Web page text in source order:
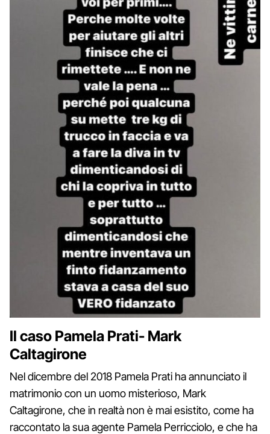
Il caso Pamela Prati- Mark
Caltagirone
Nel dicembre del 2018 Pamela Prati ha annunciato il
matrimonio con un uomo misterioso, Mark
Caltagirone, che in realtà non è mai esistito, come ha
raccontato la sua agente Pamela Perricciolo, e che ha